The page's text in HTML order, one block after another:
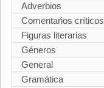
Adverbios
Comentarios críticos
Figuras literarias
Géneros
General
Gramática